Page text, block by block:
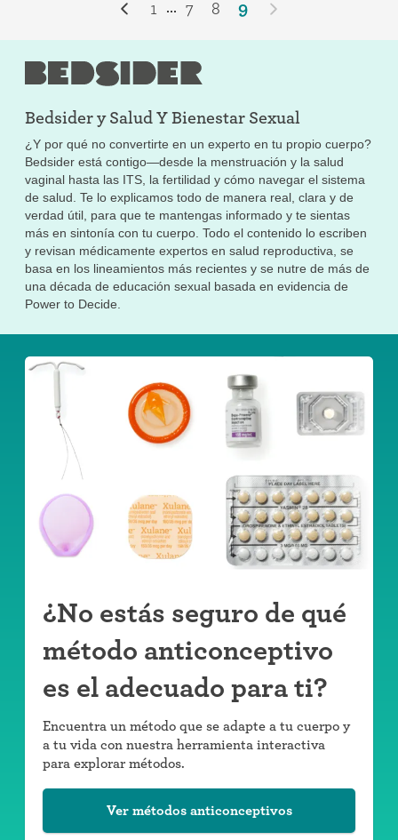
Las infecciones de transmisión sexual (ITS)
1 ... 7 8 9
Bedsider ySalud Y Bienestar Sexual
¿Y por qué no convertirte en un experto en tu propio cuerpo?
Bedsider está contigo—desde la menstruación y la salud
vaginal hasta las ITS, la fertilidad y cómo navegar el sistema
de salud. Te lo explicamos todo de manera real, clara y de
verdad útil, para que te mantengas informado y te sientas
más en sintonía con tu cuerpo. Todo el contenido lo escriben
y revisan médicamente expertos en salud reproductiva, se
basa en los lineamientos más recientes y se nutre de más de
una década de educación sexual basada en evidencia de
Power to Decide.
¿No estás seguro de qué
método anticonceptivo
es el adecuado para ti?
Encuentra un método que se adapte a tu cuerpo y
a tu vida con nuestra herramienta interactiva
para explorar métodos.
Ver métodos anticonceptivos